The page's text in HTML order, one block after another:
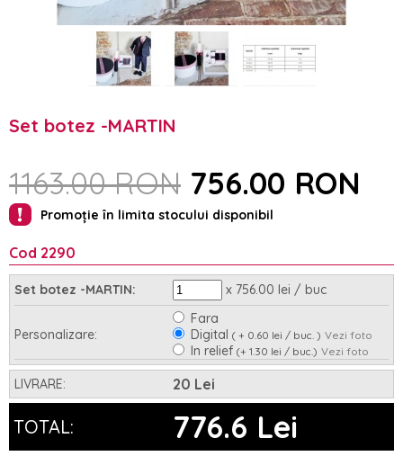
Set botez -MARTIN
1163.00 RON 756.00 RON
Promoție în limita stocului disponibil
Cod 2290
Set botez -MARTIN: x 756.00 lei / buc
Personalizare:
Fara
Digital( + 0.60 lei / buc. ) Vezi foto
In relief(+ 1.30 lei / buc.) Vezi foto
Asamblare: Nu Da(+ 0.95 lei / buc.)
LIVRARE: 20 Lei
TOTAL: 776.6 Lei